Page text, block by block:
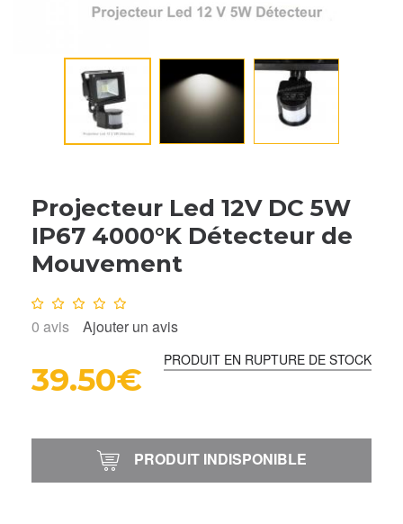
Projecteur Led 12V DC 5W
IP67 4000°K Détecteur de
Mouvement
Note : 0/10
0 avis Ajouter un avis
PRODUIT EN RUPTURE DE STOCK
39.50€
PRODUIT INDISPONIBLE